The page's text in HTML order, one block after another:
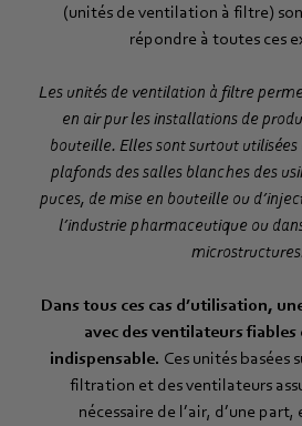
(unités de ventilation à filtre)
répondre à toutes ces
Les unités de ventilation à filtre
en air pur les installations de
bouteille. Elles sont surtout utilisées
plafonds des salles blanches des
puces, de mise en bouteille ou
l’industrie pharmaceutique ou
Dans tous ces cas d’utilisation,
avec des ventilateurs
indispensable. Ces unités basées
filtration et des ventilateurs
nécessaire de l’air, d’une